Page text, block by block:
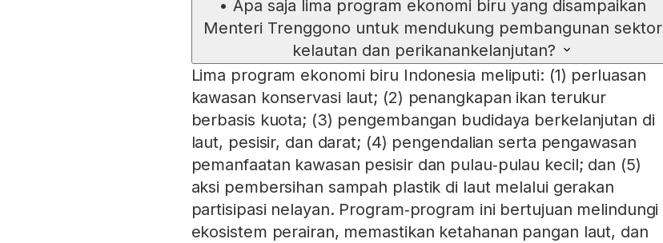
• Apa saja lima program ekonomi biru yang disampaikan
Menteri Trenggono untuk mendukung pembangunan sektor
kelautan dan perikanankelanjutan?
Lima program ekonomi biru Indonesia meliputi: (1) perluasan
kawasan konservasi laut; (2) penangkapan ikan terukur
berbasis kuota; (3) pengembangan budidaya berkelanjutan di
laut, pesisir, dan darat; (4) pengendalian serta pengawasan
pemanfaatan kawasan pesisir dan pulau‑pulau kecil; dan (5)
aksi pembersihan sampah plastik di laut melalui gerakan
partisipasi nelayan. Program‑program ini bertujuan melindungi
ekosistem perairan, memastikan ketahanan pangan laut, dan